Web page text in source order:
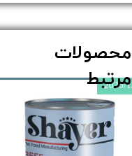
محصولات
مرتبط